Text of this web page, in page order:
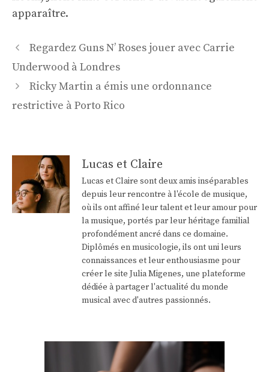
apparaître.
Navigation
des
articles
Regardez Guns N’ Roses jouer avec Carrie
Underwood à Londres
Ricky Martin a émis une ordonnance
restrictive à Porto Rico
Lucas et Claire
Lucas et Claire sont deux amis inséparables
depuis leur rencontre à l'école de musique,
où ils ont affiné leur talent et leur amour pour
la musique, portés par leur héritage familial
profondément ancré dans ce domaine.
Diplômés en musicologie, ils ont uni leurs
connaissances et leur enthousiasme pour
créer le site Julia Migenes, une plateforme
dédiée à partager l'actualité du monde
musical avec d'autres passionnés.